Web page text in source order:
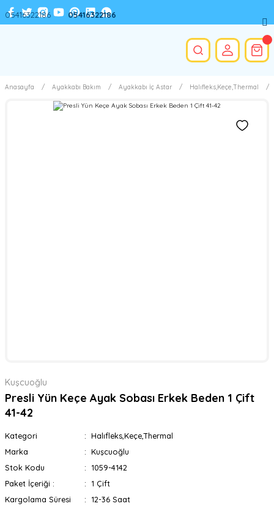
Anasayfa Ayakkabı Bakım Ayakkabı İç Astar Halıfleks,Keçe,Thermal
Kuşcuoğlu
Presli Yün Keçe Ayak Sobası Erkek Beden 1 Çift
41-42
Kategori
Halıfleks,Keçe,Thermal
Marka
Kuşcuoğlu
Stok Kodu
1059-4142
Paket İçeriği :
1 Çift
Kargolama Süresi
12-36 Saat
05416322186 05416322186